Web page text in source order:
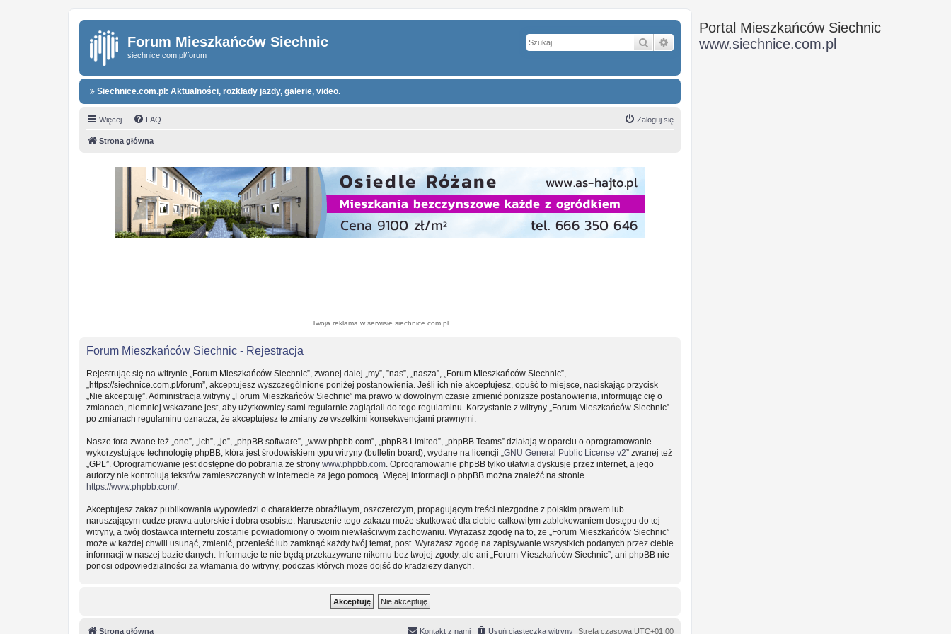
Forum Mieszkańców Siechnic
siechnice.com.pl/forum
Szukaj Wyszukiwanie zaawansowane
Siechnice.com.pl: Aktualności, rozkłady jazdy, galerie, video.
Więcej… FAQ Zaloguj się
Strona główna
Twoja reklama w serwisie siechnice.com.pl
Forum Mieszkańców Siechnic - Rejestracja
Rejestrując się na witrynie „Forum Mieszkańców Siechnic”, zwanej dalej „my”, ”nas”, „nasza”, „Forum Mieszkańców Siechnic”,
„https://siechnice.com.pl/forum”, akceptujesz wyszczególnione poniżej postanowienia. Jeśli ich nie akceptujesz, opuść to miejsce, naciskając przycisk
„Nie akceptuję”. Administracja witryny „Forum Mieszkańców Siechnic” ma prawo w dowolnym czasie zmienić poniższe postanowienia, informując cię o
zmianach, niemniej wskazane jest, aby użytkownicy sami regularnie zaglądali do tego regulaminu. Korzystanie z witryny „Forum Mieszkańców Siechnic”
po zmianach regulaminu oznacza, że akceptujesz te zmiany ze wszelkimi konsekwencjami prawnymi.
Nasze fora zwane też „one”, „ich”, „je”, „phpBB software”, „www.phpbb.com”, „phpBB Limited”, „phpBB Teams” działają w oparciu o oprogramowanie
wykorzystujące technologię phpBB, która jest środowiskiem typu witryny (bulletin board), wydane na licencji „ GNU General Public License v2” zwanej też
„GPL”. Oprogramowanie jest dostępne do pobrania ze strony www.phpbb.com . Oprogramowanie phpBB tylko ułatwia dyskusje przez internet, a jego
autorzy nie kontrolują tekstów zamieszczanych w internecie za jego pomocą. Więcej informacji o phpBB można znaleźć na stronie
https://www.phpbb.com/.
Akceptujesz zakaz publikowania wypowiedzi o charakterze obraźliwym, oszczerczym, propagującym treści niezgodne z polskim prawem lub
naruszającym cudze prawa autorskie i dobra osobiste. Naruszenie tego zakazu może skutkować dla ciebie całkowitym zablokowaniem dostępu do tej
witryny, a twój dostawca internetu zostanie powiadomiony o twoim niewłaściwym zachowaniu. Wyrażasz zgodę na to, że „Forum Mieszkańców Siechnic”
może w każdej chwili usunąć, zmienić, przenieść lub zamknąć każdy twój temat, post. Wyrażasz zgodę na zapisywanie wszystkich podanych przez ciebie
informacji w naszej bazie danych. Informacje te nie będą przekazywane nikomu bez twojej zgody, ale ani „Forum Mieszkańców Siechnic”, ani phpBB nie
ponosi odpowiedzialności za włamania do witryny, podczas których może dojść do kradzieży danych.
Strona główna Strefa czasowa UTC+01:00
Usuń ciasteczka witryny
Kontakt z nami
Portal Mieszkańców Siechnic
www.siechnice.com.pl